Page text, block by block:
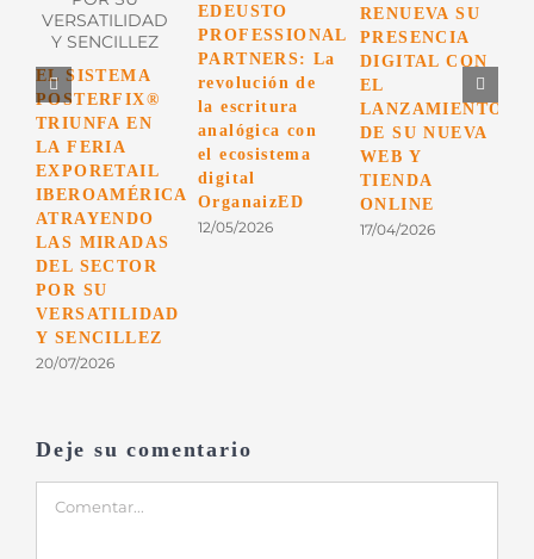
EL SISTEMA
POSTERFIX®
TRIUNFA EN
LA FERIA
EXPORETAIL
IBEROAMÉRICA
ATRAYENDO
LAS MIRADAS
DEL SECTOR
POR SU
VERSATILIDAD
Y SENCILLEZ
20/07/2026
EDEUSTO
PROFESSIONAL
PARTNERS: La
revolución de
la escritura
analógica con
el ecosistema
digital
OrganaizED
12/05/2026
RENUEVA SU
PRESENCIA
DIGITAL CON
EL
LANZAMIENTO
DE SU NUEVA
WEB Y
TIENDA
ONLINE
17/04/2026
Deje su comentario
Comentar